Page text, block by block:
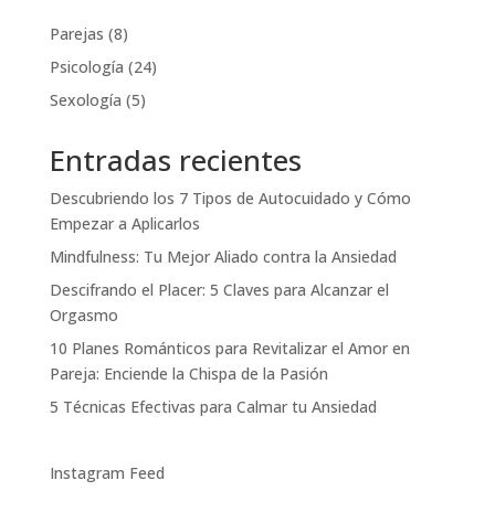
Parejas (8)
Psicología (24)
Sexología (5)
Entradas recientes
Descubriendo los 7 Tipos de Autocuidado y Cómo
Empezar a Aplicarlos
Mindfulness: Tu Mejor Aliado contra la Ansiedad
Descifrando el Placer: 5 Claves para Alcanzar el
Orgasmo
10 Planes Románticos para Revitalizar el Amor en
Pareja: Enciende la Chispa de la Pasión
5 Técnicas Efectivas para Calmar tu Ansiedad
Instagram Feed